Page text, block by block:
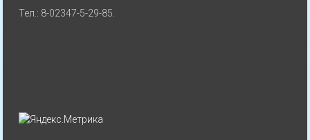
Тел.: 8-02347-5-29-85.